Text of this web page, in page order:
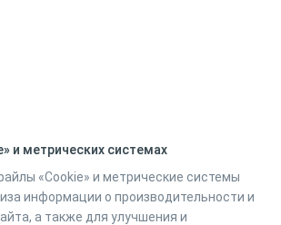
и метрических системах
«Cookie» и метрические системы
информации о производительности и
а также для улучшения и